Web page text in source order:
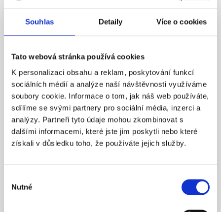
Souhlas Detaily Více o cookies
Tato webová stránka používá cookies
K personalizaci obsahu a reklam, poskytování funkcí
sociálních médií a analýze naší návštěvnosti využíváme
soubory cookie. Informace o tom, jak náš web používáte,
sdílíme se svými partnery pro sociální média, inzerci a
analýzy. Partneři tyto údaje mohou zkombinovat s
dalšími informacemi, které jste jim poskytli nebo které
získali v důsledku toho, že používáte jejich služby.
souhlasu
Nutné
ROMANTIC NIGHT AT THE CASTLE
BAROQUE ROOM WITH A FIREPLACE (1 NIGHT)
RELAXATION IN BEER SPA (90 MINUTES) BATHROBE,
SLIPPERS FRUIT IN THE ROOM DINNER, RICH BUFFET-